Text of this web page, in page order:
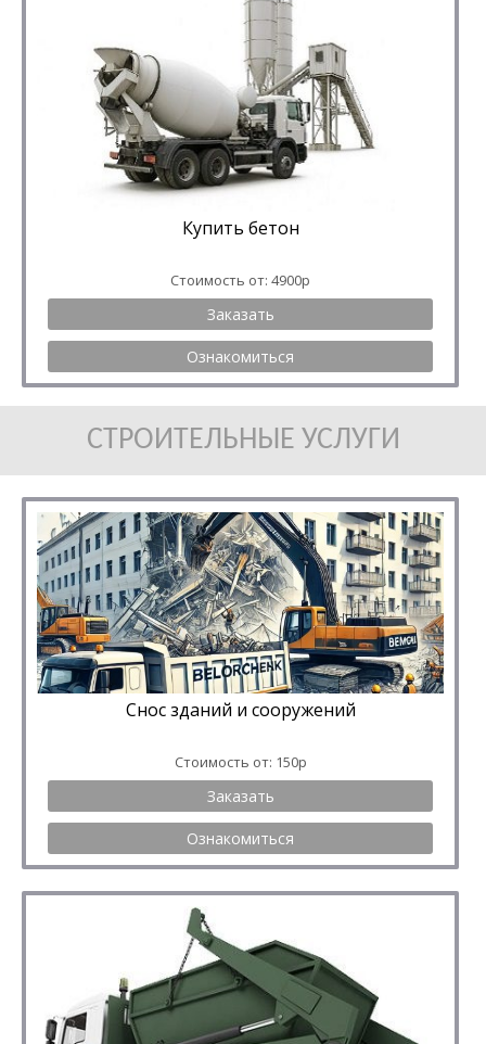
Купить бетон
Стоимость от: 4900р
Заказать
Ознакомиться
СТРОИТЕЛЬНЫЕ УСЛУГИ
Снос зданий и сооружений
Стоимость от: 150р
Заказать
Ознакомиться